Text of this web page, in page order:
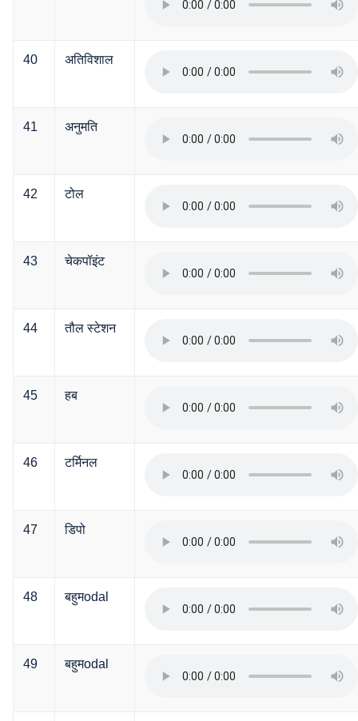
40 अतिविशाल
41 अनुमति
42 टोल
43 चेकपॉइंट
44 तौल स्टेशन
45 हब
46 टर्मिनल
47 डिपो
48 बहुमodal
49 बहुमodal